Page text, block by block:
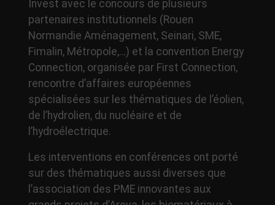
Invest avec le concours de plusieurs
partenaires institutionnels (Rouen
Normandie Aménagement, Seinari, SME,
Fimalin, Métropole,…) et la convention Energy
Connection, organisée par First Connection,
rencontre d’affaires européennes
spécialisées sur les thématiques de l’éolien,
de l’hydrolien, du nucléaire et de
l’hydroélectrique.
Les interventions en conférences ont porté
sur des thématiques aussi diverses que
l’association des PME innovantes aux